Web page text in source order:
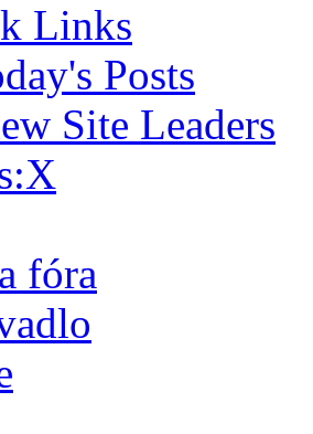
Links
Posts
Site Leaders
fóra